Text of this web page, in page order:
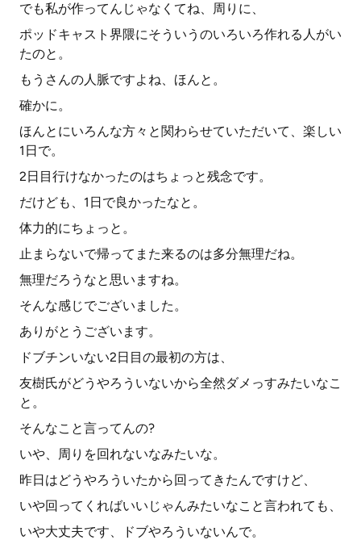
でも私が作ってんじゃなくてね、周りに、
ポッドキャスト界隈にそういうのいろいろ作れる人がい
たのと。
もうさんの人脈ですよね、ほんと。
確かに。
ほんとにいろんな方々と関わらせていただいて、楽しい
1日で。
2日目行けなかったのはちょっと残念です。
だけども、1日で良かったなと。
体力的にちょっと。
止まらないで帰ってまた来るのは多分無理だね。
無理だろうなと思いますね。
そんな感じでございました。
ありがとうございます。
ドブチンいない2日目の最初の方は、
友樹氏がどうやろういないから全然ダメっすみたいなこ
と。
そんなこと言ってんの?
いや、周りを回れないなみたいな。
昨日はどうやろういたから回ってきたんですけど、
いや回ってくればいいじゃんみたいなこと言われても、
いや大丈夫です、ドブやろういないんで。